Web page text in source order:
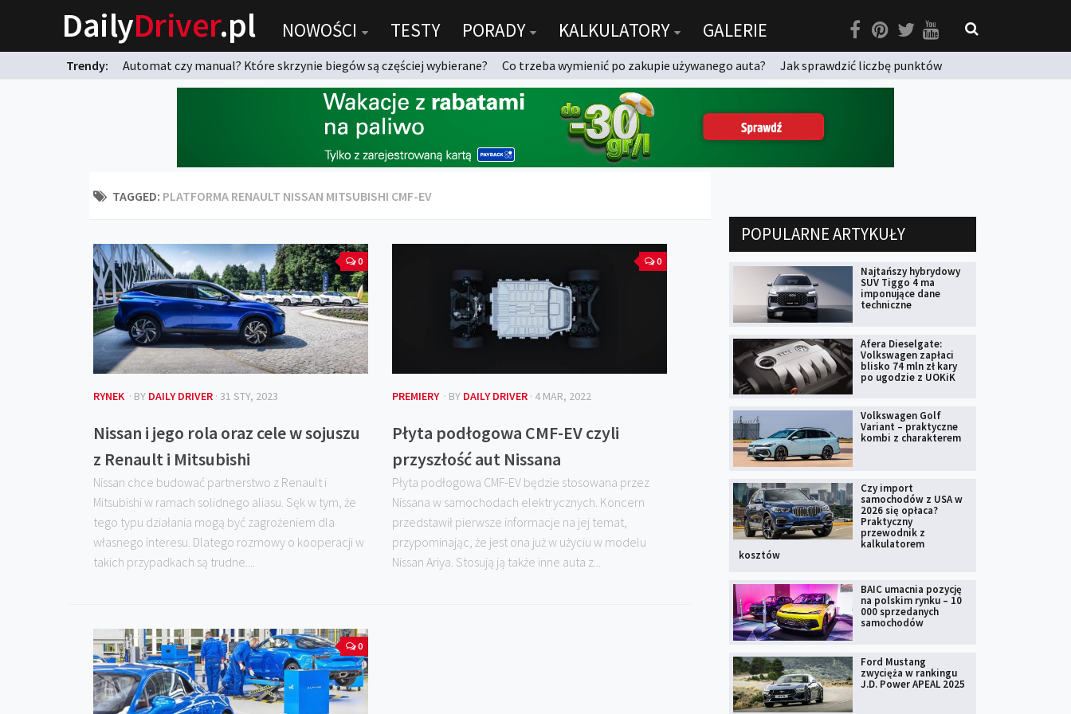
DailyDriver.pl NOWOŚCI TESTY PORADY KALKULATORY GALERIE
Trendy: Automat czy manual? Które skrzynie biegów są częściej wybierane? Co trzeba wymienić po zakupie używanego auta?
Jak sprawdzić liczbę punktów
TAGGED: PLATFORMA RENAULT NISSAN MITSUBISHI CMF-EV
0
RYNEK · BY DAILY DRIVER · 31 STY, 2023
Nissan i jego rola oraz cele w sojuszu
z Renault i Mitsubishi
Nissan chce budować partnerstwo z Renault i
Mitsubishi w ramach solidnego aliasu. Sęk w tym, że
tego typu działania mogą być zagrożeniem dla
własnego interesu. Dlatego rozmowy o kooperacji w
takich przypadkach są trudne....
0
PREMIERY · BY DAILY DRIVER · 4 MAR, 2022
Płyta podłogowa CMF-EV czyli
przyszłość aut Nissana
Płyta podłogowa CMF-EV będzie stosowana przez
Nissana w samochodach elektrycznych. Koncern
przedstawił pierwsze informacje na jej temat,
przypominając, że jest ona już w użyciu w modelu
Nissan Ariya. Stosują ją także inne auta z...
0
POPULARNE ARTYKUŁY
Najtańszy hybrydowy
SUV Tiggo 4 ma
imponujące dane
techniczne
Afera Dieselgate:
Volkswagen zapłaci
blisko 74 mln zł kary
po ugodzie z UOKiK
Volkswagen Golf
Variant – praktyczne
kombi z charakterem
Czy import
samochodów z USA w
2026 się opłaca?
Praktyczny
przewodnik z
kalkulatorem
kosztów
BAIC umacnia pozycję
na polskim rynku – 10
000 sprzedanych
samochodów
Ford Mustang
zwycięża w rankingu
J.D. Power APEAL 2025